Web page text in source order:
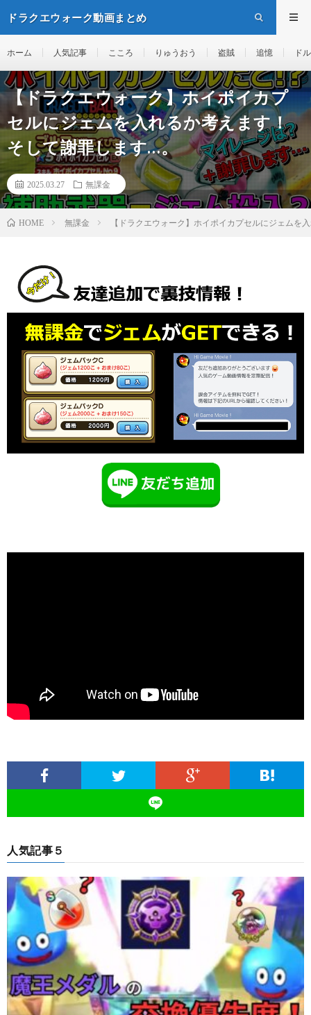
ドラクエウォーク動画まとめ
ホーム 人気記事 こころ りゅうおう 盗賊 追憶 ド
【ドラクエウォーク】ホイポイカプ
セルにジェムを入れるか考えます！
そして謝罪します…。
2025.03.27 無課金
HOME 無課金 【ドラクエウォーク】ホイポイカプセルにジェムを
人気記事５